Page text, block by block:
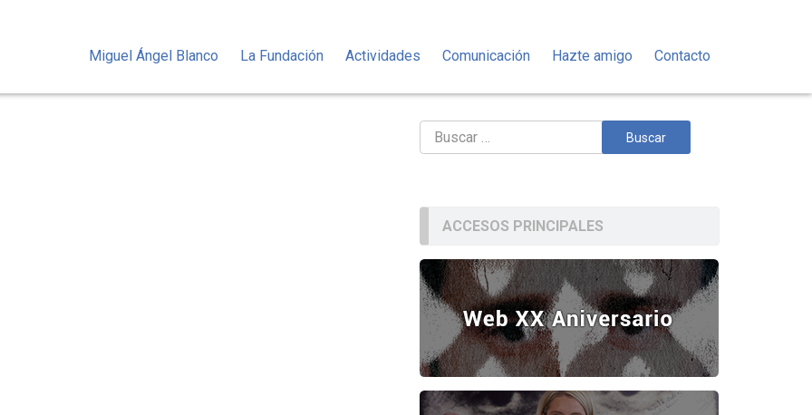
Miguel Ángel Blanco La Fundación Actividades Comunicación Hazte amigo Contacto
Buscar:
ACCESOS PRINCIPALES